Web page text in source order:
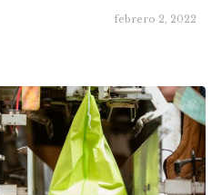
febrero 2, 2022